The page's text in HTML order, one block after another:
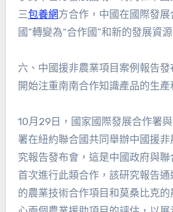
三包養網方合作，中國在國際發展
國”轉變為“合作國”和新的發展資源
六、中國援非農業項目案例報告發
開始注重南南合作知識產品的生產
10月29日，國家國際發展合作署
署在紐約聯合國共同舉辦中國援
究報告發布會，這是中國政府與
首次進行此類合作，該研究報告
的農業技術合作項目和莫桑比克